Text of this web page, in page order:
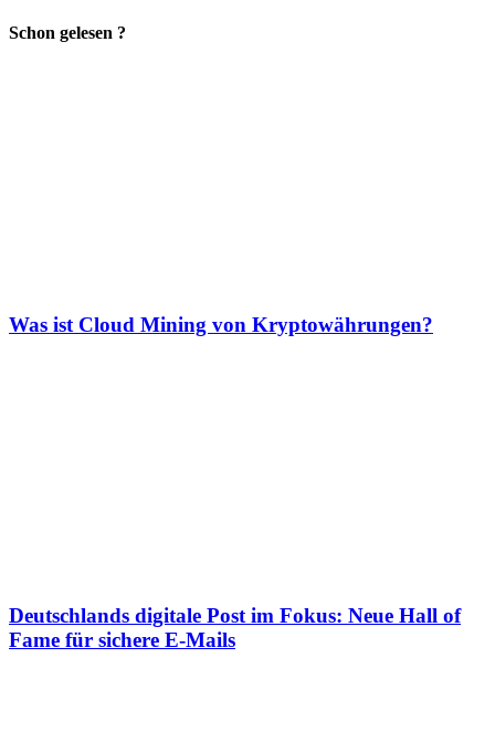
Schon gelesen ?
Was ist Cloud Mining von Kryptowährungen?
Deutschlands digitale Post im Fokus: Neue Hall of
Fame für sichere E-Mails